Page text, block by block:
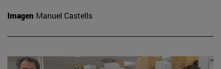
Imagen Manuel Castells